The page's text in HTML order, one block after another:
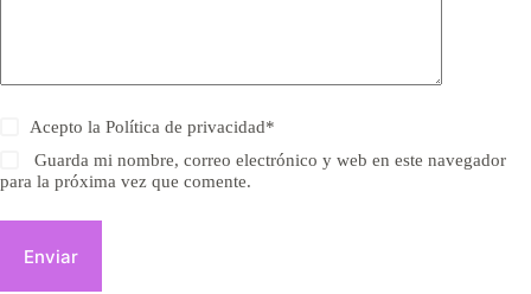
Acepto laPolítica de privacidad*
Guarda mi nombre, correo electrónico y web en este navegador
para la próxima vez que comente.
Enviar